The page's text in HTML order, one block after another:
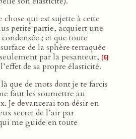
chose qui est sujette à cette
petite partie, acquiert une
; et que toute
de la sphère terraquée
par la pesanteur, [6]
de sa propre élasticité.
que de mots dont je te farcis
faut les soumettre au
Je devancerai ton désir en
secret de l’air par
me guide en toute